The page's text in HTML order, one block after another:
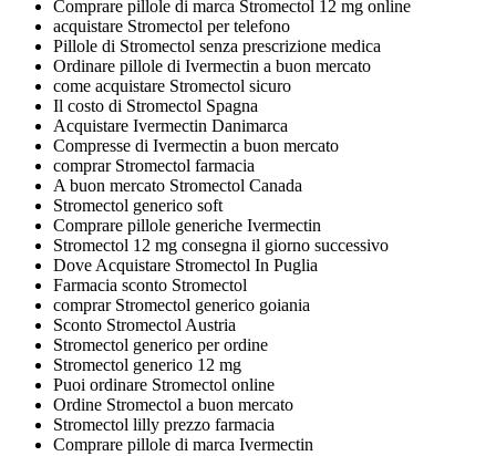
Comprare pillole di marca Stromectol 12 mg online
acquistare Stromectol per telefono
Pillole di Stromectol senza prescrizione medica
Ordinare pillole di Ivermectin a buon mercato
come acquistare Stromectol sicuro
Il costo di Stromectol Spagna
Acquistare Ivermectin Danimarca
Compresse di Ivermectin a buon mercato
comprar Stromectol farmacia
A buon mercato Stromectol Canada
Stromectol generico soft
Comprare pillole generiche Ivermectin
Stromectol 12 mg consegna il giorno successivo
Dove Acquistare Stromectol In Puglia
Farmacia sconto Stromectol
comprar Stromectol generico goiania
Sconto Stromectol Austria
Stromectol generico per ordine
Stromectol generico 12 mg
Puoi ordinare Stromectol online
Ordine Stromectol a buon mercato
Stromectol lilly prezzo farmacia
Comprare pillole di marca Ivermectin